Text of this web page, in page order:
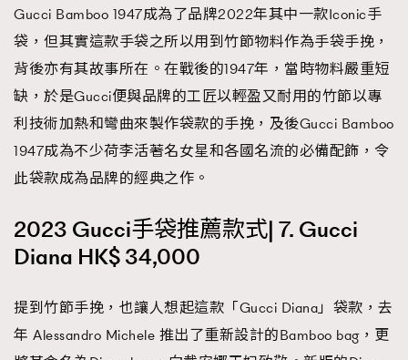
Gucci Bamboo 1947成為了品牌2022年其中一款Iconic手
袋，但其實這款手袋之所以用到竹節物料作為手袋手挽，
背後亦有其故事所在。在戰後的1947年，當時物料嚴重短
缺，於是Gucci便與品牌的工匠以輕盈又耐用的竹節以專
利技術加熱和彎曲來製作袋款的手挽，及後Gucci Bamboo
1947成為不少荷李活著名女星和各國名流的必備配飾，令
此袋款成為品牌的經典之作。
2023 Gucci手袋推薦款式| 7. Gucci
Diana HK$ 34,000
提到竹節手挽，也讓人想起這款「Gucci Diana」袋款，去
年 Alessandro Michele 推出了重新設計的Bamboo bag，更